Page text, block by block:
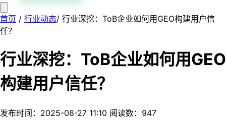
首页 产品服务 解决方案 平台支持 行业案例 行业动态 公司新闻
关于我们
首页 / 行业动态/ 行业深挖：ToB企业如何用GEO构建用户信
任？
行业深挖：ToB企业如何用GEO
构建用户信任？
发布时间：2025-08-27 11:10 阅读数：947